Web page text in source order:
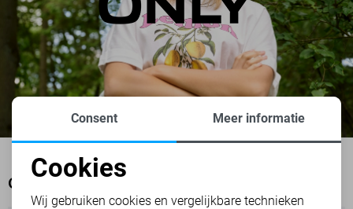
OOK HET BEKIJKEN WAARD
Noodzakelijke cookies
Consent Meer informatie
Cookies
Wij gebruiken cookies en vergelijkbare technieken